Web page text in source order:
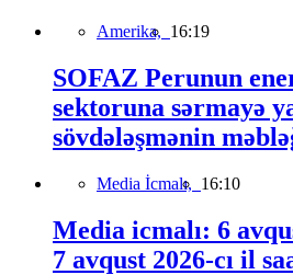
Amerika, 16:19
SOFAZ Perunun
sektoruna sərmayə
sövdələşmənin
Media İcmalı, 16:10
Media icmalı: 6
7 avqust 2026-cı il